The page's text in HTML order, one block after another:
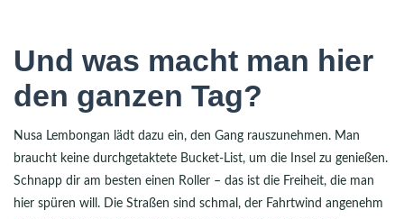
Und was macht man hier
den ganzen Tag?
Nusa Lembongan lädt dazu ein, den Gang rauszunehmen. Man
braucht keine durchgetaktete Bucket-List, um die Insel zu genießen.
Schnapp dir am besten einen Roller – das ist die Freiheit, die man
hier spüren will. Die Straßen sind schmal, der Fahrtwind angenehm